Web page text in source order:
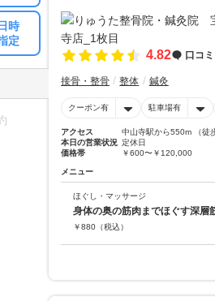
4.82 口コミ
接骨・整骨 整体 鍼灸
クーポン有 駐車場有
アクセス
中山寺駅から550m （徒
本日の営業状況 定休日
価格帯
￥600〜￥120,000
メニュー
ほぐし・マッサージ
身体の奥の筋肉までほぐす深層
￥880 （税込）
時
定